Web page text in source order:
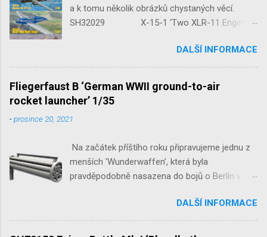
a k tomu několik obrázků chystaných věcí.
SH32029 X-15-1 ‘Two XLR-11 Engines’
‘Guardians of Sion’ 1/32 SH32092
JB-2 Loon ‘US Version of V-1 Missile’
1/32 1/32 SH48052 Seafire
Mk.III 1/48 reissue SH48160
Baltimore Mk.I 1/48 ...
DALŠÍ INFORMACE
Fliegerfaust B ‘German WWII ground-to-air
rocket launcher’ 1/35
-prosince 20, 2021
Na začátek příštího roku připravujeme jednu z
menších ‘Wunderwaffen’, která byla
pravděpodobně nasazena do bojů o Berlín v
raketovou protiletadlovou zbraň. V setu 3148
detailní odlitky této zbraně, v měřítku 1/35,
doplní leptané popruhy nábojových schránek.
DALŠÍ INFORMACE